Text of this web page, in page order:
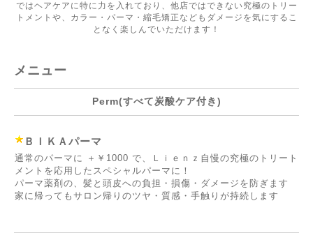
ではヘアケアに特に力を入れており、他店ではできない究極のトリー
トメントや、カラー・パーマ・縮毛矯正などもダメージを気にするこ
となく楽しんでいただけます！
メニュー
Perm(すべて炭酸ケア付き)
ＢＩＫＡパーマ
通常のパーマに ＋￥1000 で、Ｌｉｅｎｚ自慢の究極のトリート
メントを応用したスペシャルパーマに！
パーマ薬剤の、髪と頭皮への負担・損傷・ダメージを防ぎます
家に帰ってもサロン帰りのツヤ・質感・手触りが持続します